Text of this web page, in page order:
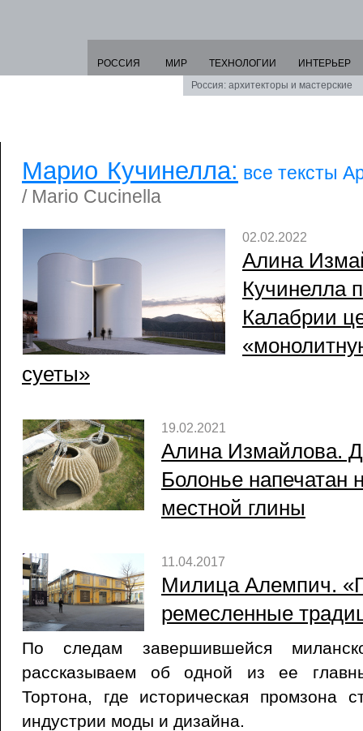
РОССИЯ МИР ТЕХНОЛОГИИ
ИНТЕРЬЕР
Россия: архитекторы и мастерские
Марио Кучинелла: все тексты
/ Mario Cucinella
02.02.2022
Алина
Кучинелла
Калабрии
суеты»
19.02.2021
Алина Измайлова.
Болонье напечатан
местной глины
11.04.2017
Милица Алемпич.
ремесленные
По следам завершившейся
рассказываем об одной из ее
Тортона, где историческая промзона
индустрии моды и дизайна.